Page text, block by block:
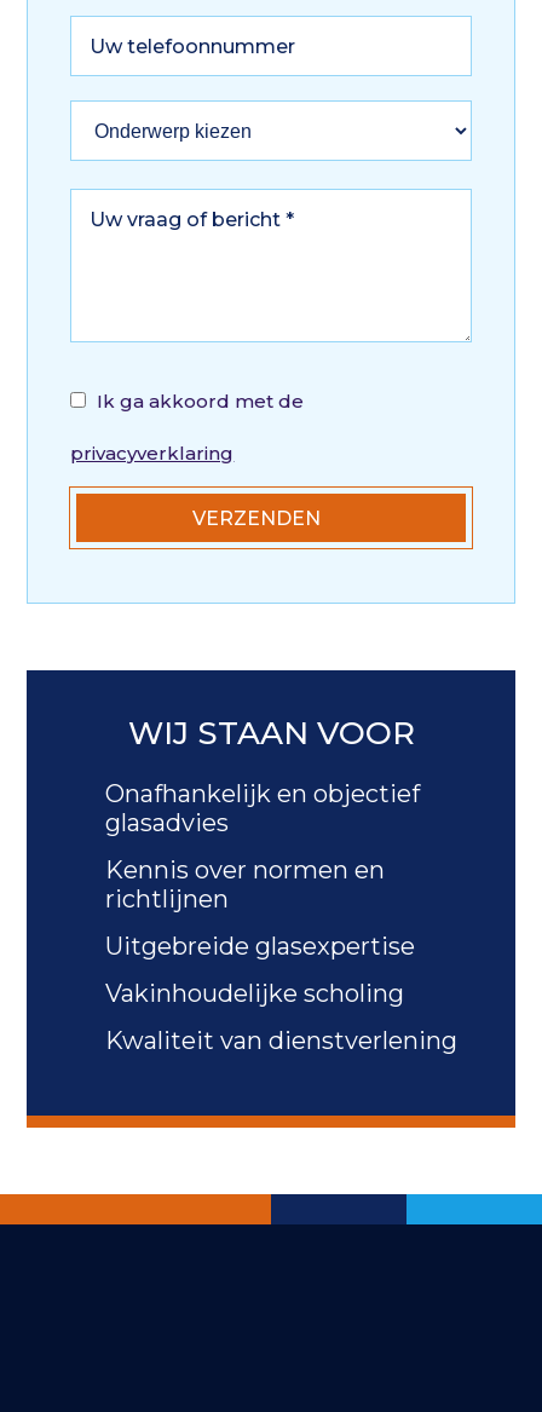
Ik ga akkoord met de
privacyverklaring
WIJ STAAN VOOR
Onafhankelijk en objectief
glasadvies
Kennis over normen en
richtlijnen
Uitgebreide glasexpertise
Vakinhoudelijke scholing
Kwaliteit van dienstverlening